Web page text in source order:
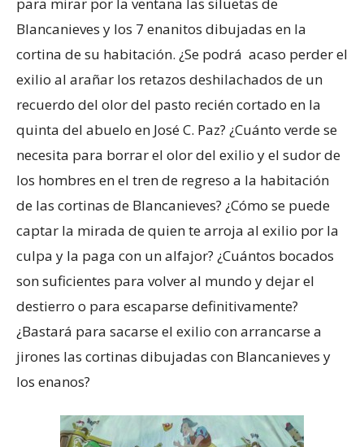
para mirar por la ventana las siluetas de
Blancanieves y los 7 enanitos dibujadas en la
cortina de su habitación. ¿Se podrá acaso perder el
exilio al arañar los retazos deshilachados de un
recuerdo del olor del pasto recién cortado en la
quinta del abuelo en José C. Paz? ¿Cuánto verde se
necesita para borrar el olor del exilio y el sudor de
los hombres en el tren de regreso a la habitación
de las cortinas de Blancanieves? ¿Cómo se puede
captar la mirada de quien te arroja al exilio por la
culpa y la paga con un alfajor? ¿Cuántos bocados
son suficientes para volver al mundo y dejar el
destierro o para escaparse definitivamente?
¿Bastará para sacarse el exilio con arrancarse a
jirones las cortinas dibujadas con Blancanieves y
los enanos?